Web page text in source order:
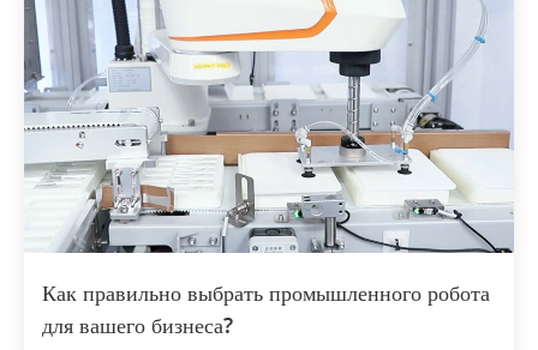
Как правильно выбрать промышленного робота
для вашего бизнеса?